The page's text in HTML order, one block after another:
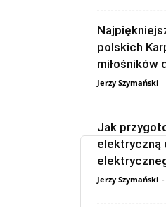
polskich
miłośników
Jerzy Szymański -
Jak
elektryczną
Jerzy Szymański -